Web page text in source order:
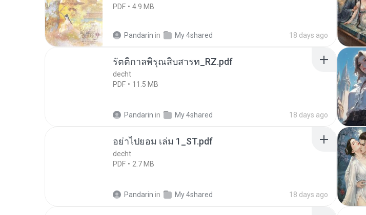
PDF 4.9 MB
Pandarin in My 4shared 18 days ago
รัตติกาลพิรุณสิบสารท_RZ.pdf
decht
PDF
11.5 MB
Pandarin in My 4shared 18 days ago
อย่าไปยอม เล่ม 1_ST.pdf
decht
PDF
2.7 MB
Pandarin in My 4shared 18 days ago